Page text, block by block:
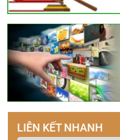
LIÊN KẾT NHANH